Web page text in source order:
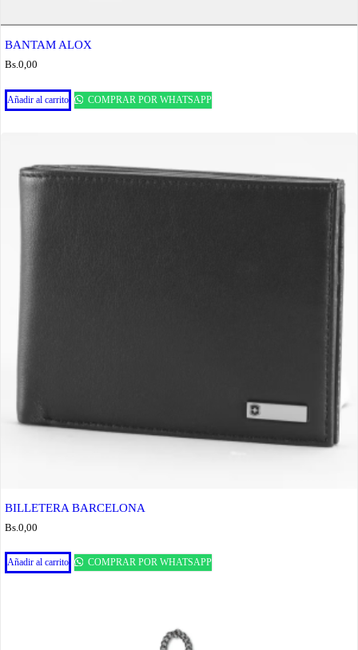
BANTAM ALOX
Bs.0,00
Añadir al carrito COMPRAR POR WHATSAPP
BILLETERA BARCELONA
Bs. 0,00
Añadir al carrito COMPRAR POR WHATSAPP